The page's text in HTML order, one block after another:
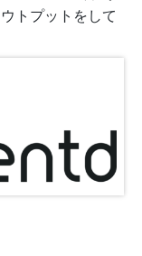
トプットをして